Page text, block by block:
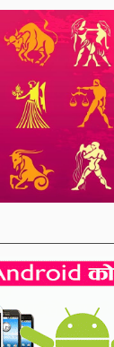
दुईसय जनाको निःशुल्क रगत
Apr 30,2017